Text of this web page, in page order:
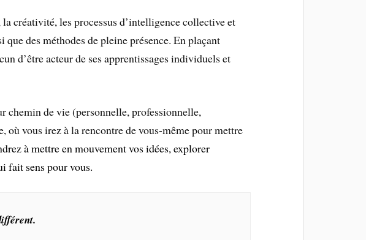
créativité, les processus d’intelligence collective et
des méthodes de pleine présence. En plaçant
d’être acteur de ses apprentissages individuels et
chemin de vie (personnelle, professionnelle,
vous irez à la rencontre de vous-même pour mettre
à mettre en mouvement vos idées, explorer
fait sens pour vous.